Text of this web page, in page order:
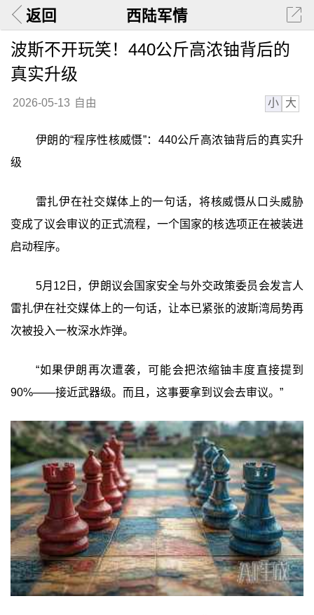
返回 西陆军情
波斯不开玩笑！440公斤高浓铀背后的
真实升级
2026-05-13 自由 小 大
伊朗的“程序性核威慑”：440公斤高浓铀背后的真实升
级
雷扎伊在社交媒体上的一句话，将核威慑从口头威胁
变成了议会审议的正式流程，一个国家的核选项正在被装进
启动程序。
5月12日，伊朗议会国家安全与外交政策委员会发言人
雷扎伊在社交媒体上的一句话，让本已紧张的波斯湾局势再
次被投入一枚深水炸弹。
“如果伊朗再次遭袭，可能会把浓缩铀丰度直接提到
90%——接近武器级。而且，这事要拿到议会去审议。”